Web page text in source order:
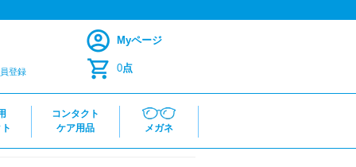
登録
Myページ
0点
コンタクト
ケア用品
メガネ